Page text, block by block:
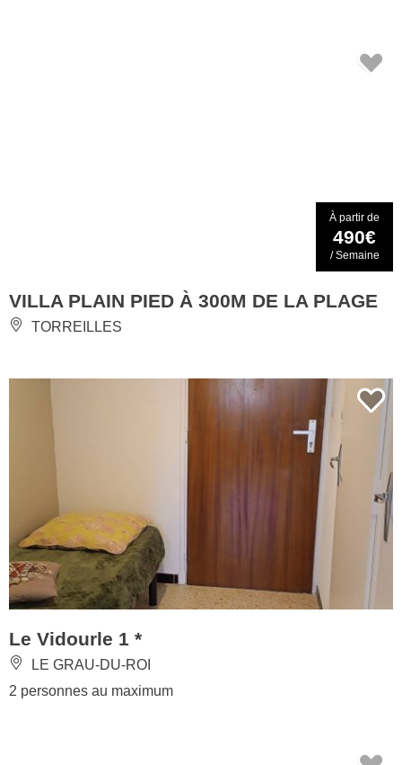
À partir de
490€
/ Semaine
VILLA PLAIN PIED À 300M DE LA PLAGE
TORREILLES
Le Vidourle 1 *
LE GRAU-DU-ROI
2 personnes au maximum